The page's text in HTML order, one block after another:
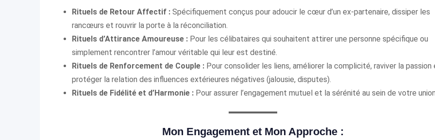
Rituels de Retour Affectif : Spécifiquement conçus pour adoucir le cœur d’un ex-partenaire, dissiper les
rancœurs et rouvrir la porte à la réconciliation.
Rituels d’Attirance Amoureuse : Pour les célibataires qui souhaitent attirer une personne spécifique ou
simplement rencontrer l’amour véritable qui leur est destiné.
Rituels de Renforcement de Couple : Pour consolider les liens, améliorer la complicité, raviver la passion
protéger la relation des influences extérieures négatives (jalousie, disputes).
Rituels de Fidélité et d’Harmonie : Pour assurer l’engagement mutuel et la sérénité au sein de votre
Mon Engagement et Mon Approche :